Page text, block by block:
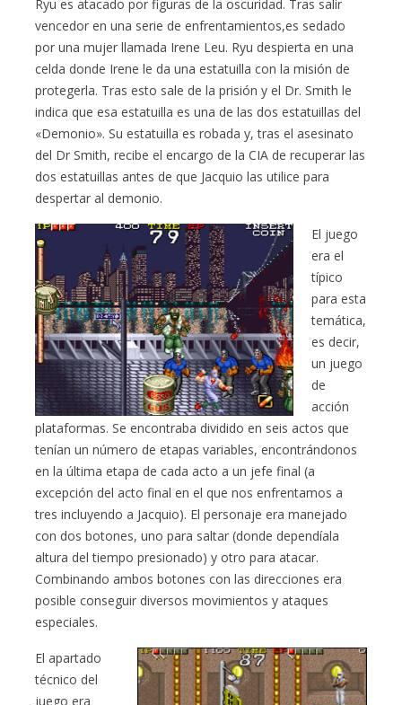
Ryu es atacado por figuras de la oscuridad. Tras salir
vencedor en una serie de enfrentamientos,es sedado
por una mujer llamada Irene Leu. Ryu despierta en una
celda donde Irene le da una estatuilla con la misión de
protegerla. Tras esto sale de la prisión y el Dr. Smith le
indica que esa estatuilla es una de las dos estatuillas del
«Demonio». Su estatuilla es robada y, tras el asesinato
del Dr Smith, recibe el encargo de la CIA de recuperar las
dos estatuillas antes de que Jacquio las utilice para
despertar al demonio.
El juego
era el
típico
para esta
temática,
es decir,
un juego
de
acción
plataformas. Se encontraba dividido en seis actos que
tenían un número de etapas variables, encontrándonos
en la última etapa de cada acto a un jefe final (a
excepción del acto final en el que nos enfrentamos a
tres incluyendo a Jacquio). El personaje era manejado
con dos botones, uno para saltar (donde dependíala
altura del tiempo presionado) y otro para atacar.
Combinando ambos botones con las direcciones era
posible conseguir diversos movimientos y ataques
especiales.
El apartado
técnico del
juego era